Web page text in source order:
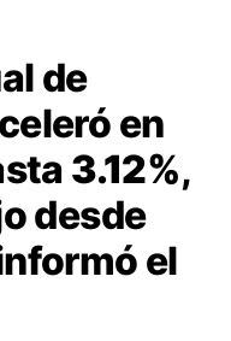
de
en
3.12%,
desde
el